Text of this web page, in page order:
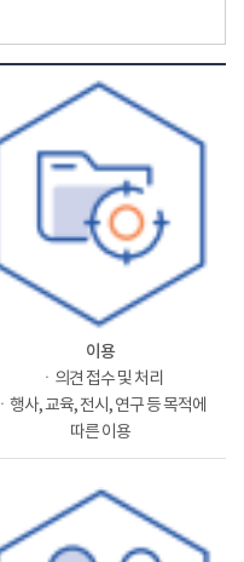
이용
ㆍ의견 접수 및 처리
ㆍ행사, 교육, 전시, 연구 등 목적에
따른 이용